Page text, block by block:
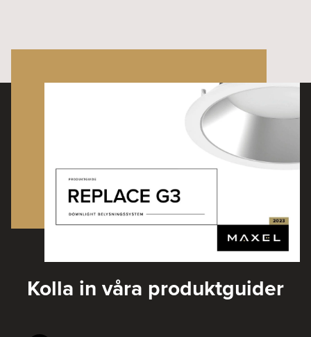
Kolla in våra produktguider